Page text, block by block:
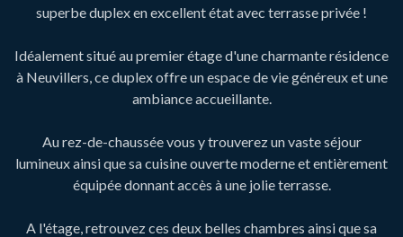
superbe duplex en excellent état avec terrasse privée !
Idéalement situé au premier étage d'une charmante résidence
à Neuvillers, ce duplex offre un espace de vie généreux et une
ambiance accueillante.
Au rez-de-chaussée vous y trouverez un vaste séjour
lumineux ainsi que sa cuisine ouverte moderne et entièrement
équipée donnant accès à une jolie terrasse.
A l'étage, retrouvez ces deux belles chambres ainsi que sa